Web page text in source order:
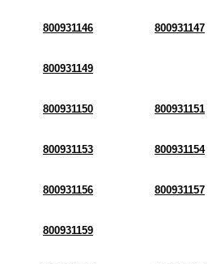
800931146 800931147
800931149
800931150 800931151
800931153 800931154
800931156 800931157
800931159